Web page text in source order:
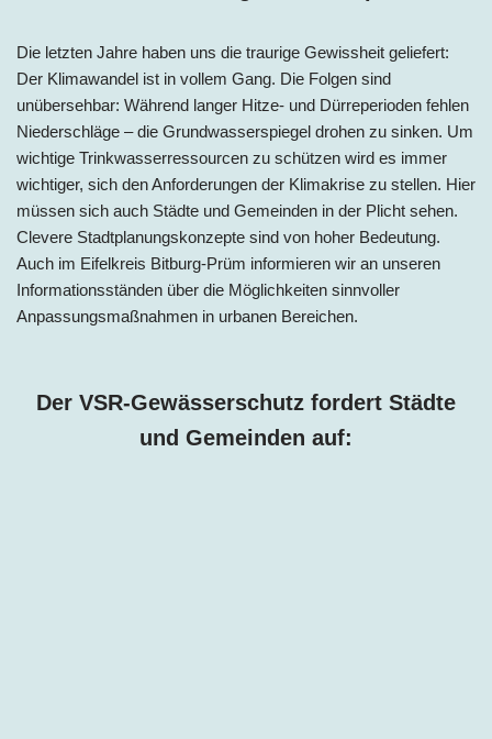
Die letzten Jahre haben uns die traurige Gewissheit geliefert:
Der Klimawandel ist in vollem Gang. Die Folgen sind
unübersehbar: Während langer Hitze- und Dürreperioden fehlen
Niederschläge – die Grundwasserspiegel drohen zu sinken. Um
wichtige Trinkwasserressourcen zu schützen wird es immer
wichtiger, sich den Anforderungen der Klimakrise zu stellen. Hier
müssen sich auch Städte und Gemeinden in der Plicht sehen.
Clevere Stadtplanungskonzepte sind von hoher Bedeutung.
Auch im Eifelkreis Bitburg-Prüm informieren wir an unseren
Informationsständen über die Möglichkeiten sinnvoller
Anpassungsmaßnahmen in urbanen Bereichen.
Der VSR-Gewässerschutz fordert Städte
und Gemeinden auf: